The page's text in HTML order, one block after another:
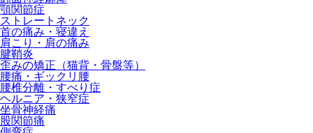
顎関節症
ストレートネック
首の痛み・寝違え
肩こり・肩の痛み
腱鞘炎
歪みの矯正（猫背・骨盤等）
腰痛・ギックリ腰
腰椎分離・すべり症
ヘルニア・狭窄症
坐骨神経痛
股関節痛